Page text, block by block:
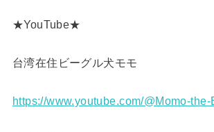
★YouTube★
台湾在住ビーグル犬モモ
https://www.youtube.com/@Momo-